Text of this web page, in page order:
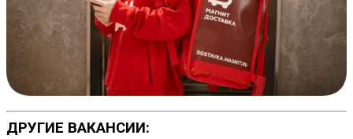
ДРУГИЕ ВАКАНСИИ: